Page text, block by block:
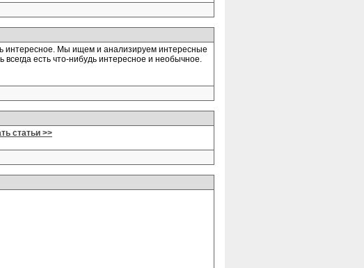
интересное. Мы ищем и анализируем интересные
есть что-нибудь интересное и необычное.
статьи >>